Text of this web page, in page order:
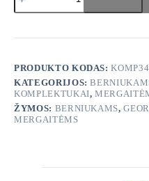
George
PRODUKTO KODAS:
KATEGORIJOS:
KOMPLEKTUKAI,
ŽYMOS: BERNIUKAMS,
MERGAITĖMS